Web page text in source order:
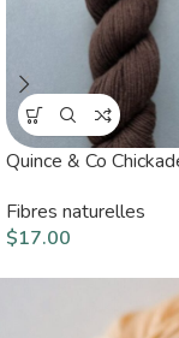
Quince & Co
Fibres naturelles
$17.00